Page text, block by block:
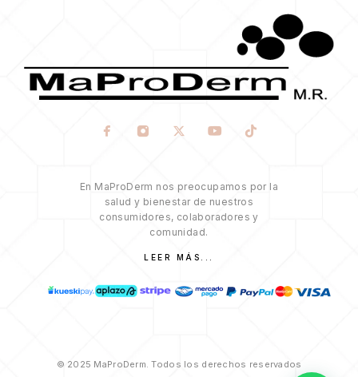
En MaProDerm nos preocupamos por la
salud y bienestar de nuestros
consumidores, colaboradores y
comunidad.
LEER MÁS...
© 2025 MaProDerm. Todos los derechos reservados